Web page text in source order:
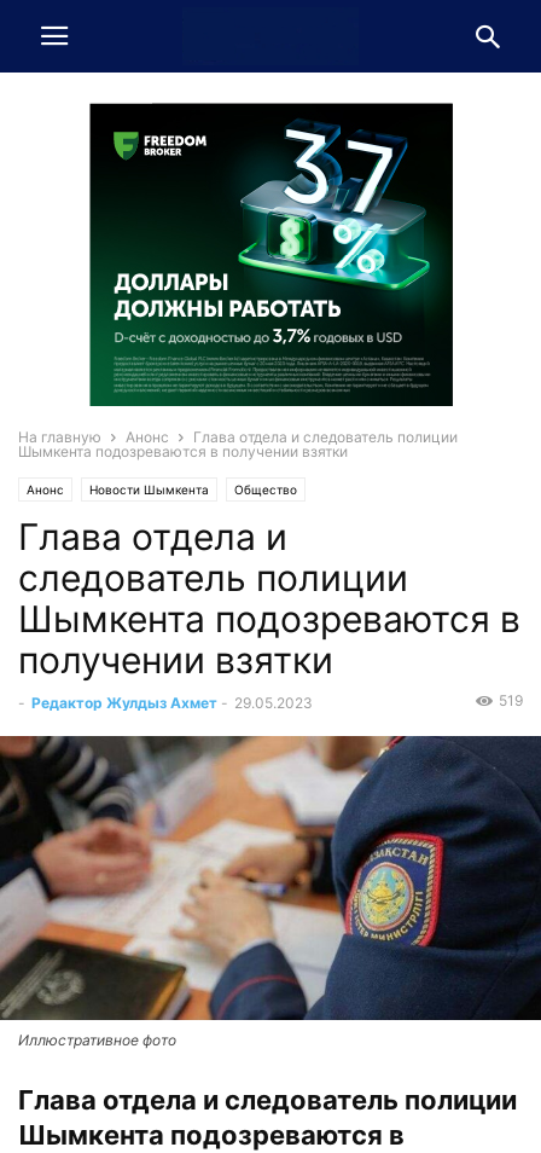
На главную Анонс
Глава отдела и следователь полиции
Шымкента подозреваются в получении взятки
Анонс Новости Шымкента Общество
Глава отдела и
следователь полиции
Шымкента подозреваются в
получении взятки
- Редактор Жулдыз Ахмет - 29.05.2023 519
Иллюстративное фото
Глава отдела и следователь полиции
Шымкента подозреваются в